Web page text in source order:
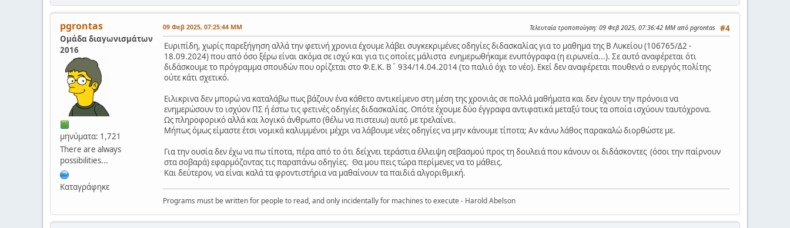
pgrontas
Ομάδα διαγωνισμάτων
2016
μηνύματα: 1,721
There are always
possibilities...
Καταγράφηκε
#4
09 Φεβ 2025, 07:25:44 ΜΜ Τελευταία τροποποίηση: 09 Φεβ 2025, 07:36:42 ΜΜ από pgrontas
Ευριπίδη, χωρίς παρεξήγηση αλλά την φετινή χρονια έχουμε λάβει συγκεκριμένες οδηγίες διδασκαλίας για το μαθημα της Β Λυκείου (106765/Δ2 -
18.09.2024) που από όσο ξέρω είναι ακόμα σε ισχύ και για τις οποίες μάλιστα ενημερωθήκαμε ενυπόγραφα (η ειρωνεία...). Σε αυτό αναφέρεται ότι
διδάσκουμε το πρόγραμμα σπουδών που ορίζεται στο Φ.Ε.Κ. Β΄ 934/14.04.2014 (το παλιό όχι το νέο). Εκεί δεν αναφέρεται πουθενά ο ενεργός πολίτης
ούτε κάτι σχετικό.
Ειλικρινα δεν μπορώ να καταλάβω πως βάζουν ένα κάθετο αντικείμενο στη μέση της χρονιάς σε πολλά μαθήματα και δεν έχουν την πρόνοια να
ενημερώσουν το ισχύον ΠΣ ή έστω τις φετινές οδηγίες διδασκαλίας. Οπότε έχουμε δύο έγγραφα αντιφατικά μεταξύ τους τα οποία ισχύουν ταυτόχρονα.
Ως πληροφορικό αλλά και λογικό άνθρωπο (θέλω να πιστευω) αυτό με τρελαίνει.
Μήπως όμως είμαστε έτσι νομικά καλυμμένοι μέχρι να λάβουμε νέες οδηγίες να μην κάνουμε τίποτα; Αν κάνω λάθος παρακαλώ διορθώστε με.
Για την ουσία δεν έχω να πω τίποτα, πέρα από το ότι δείχνει τεράστια έλλειψη σεβασμού προς τη δουλειά που κάνουν οι διδάσκοντες (όσοι την παίρνουν
στα σοβαρά) εφαρμόζοντας τις παραπάνω οδηγίες. Θα μου πεις τώρα περίμενες να το μάθεις.
Και δεύτερον, να είναι καλά τα φροντιστήρια να μαθαίνουν τα παιδιά αλγοριθμική.
Programs must be written for people to read, and only incidentally for machines to execute - Harold Abelson